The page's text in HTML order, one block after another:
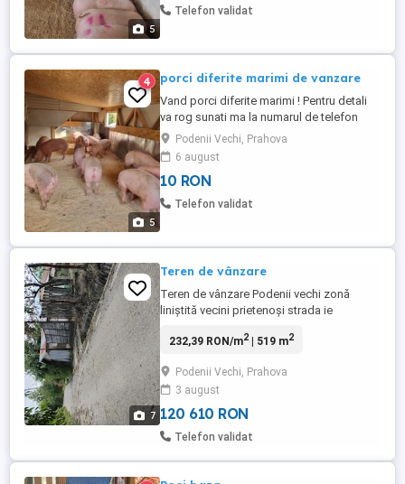
5
Telefon validat
5
4 porci diferite marimi de vanzare
Vand porci diferite marimi ! Pentru detali
va rog sunati ma la numarul de telefon
Super oferta . Asiguram transport la
nevoie contra cost . Locatie Podenii Vechi
Prahova.
Podenii Vechi, Prahova
6 august
10 RON
Telefon validat
7
Teren de vânzare
Teren de vânzare Podenii vechi zonă
liniștită vecini prietenoși strada ie
făcută pentru că nu a mai locuit nimeni de
euro relații la telefon
232,39 RON/m2| 519 m2
Podenii Vechi, Prahova
3 august
120 610 RON
Telefon validat